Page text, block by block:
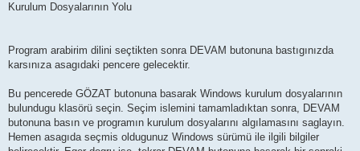
Kurulum Dosyalarının Yolu
Program arabirim dilini seçtikten sonra DEVAM butonuna bastıgınızda
karsınıza asagıdaki pencere gelecektir.
Bu pencerede GÖZAT butonuna basarak Windows kurulum dosyalarının
bulundugu klasörü seçin. Seçim islemini tamamladıktan sonra, DEVAM
butonuna basın ve programın kurulum dosyalarını algılamasını saglayın.
Hemen asagıda seçmis oldugunuz Windows sürümü ile ilgili bilgiler